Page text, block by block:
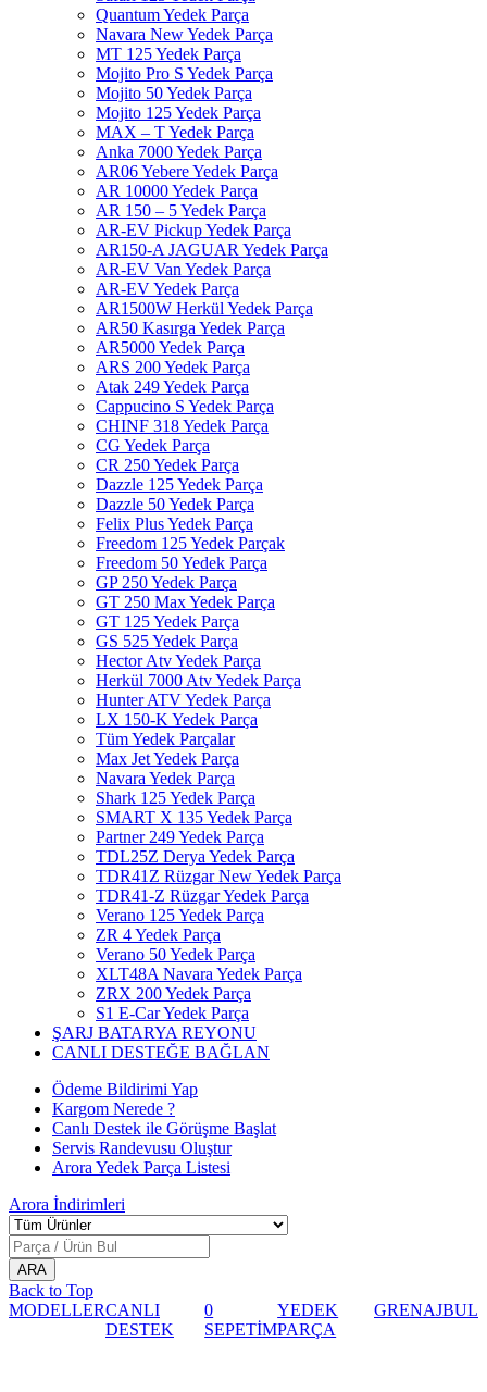
Quantum Yedek Parça
Navara New Yedek Parça
MT 125 Yedek Parça
Mojito Pro S Yedek Parça
Mojito 50 Yedek Parça
Mojito 125 Yedek Parça
MAX – T Yedek Parça
Anka 7000 Yedek Parça
AR06 Yebere Yedek Parça
AR 10000 Yedek Parça
AR 150 – 5 Yedek Parça
AR-EV Pickup Yedek Parça
AR150-A JAGUAR Yedek Parça
AR-EV Van Yedek Parça
AR-EV Yedek Parça
AR1500W Herkül Yedek Parça
AR50 Kasırga Yedek Parça
AR5000 Yedek Parça
ARS 200 Yedek Parça
Atak 249 Yedek Parça
Cappucino S Yedek Parça
CHINF 318 Yedek Parça
CG Yedek Parça
CR 250 Yedek Parça
Dazzle 125 Yedek Parça
Dazzle 50 Yedek Parça
Felix Plus Yedek Parça
Freedom 125 Yedek Parçak
Freedom 50 Yedek Parça
GP 250 Yedek Parça
GT 250 Max Yedek Parça
GT 125 Yedek Parça
GS 525 Yedek Parça
Hector Atv Yedek Parça
Herkül 7000 Atv Yedek Parça
Hunter ATV Yedek Parça
LX 150-K Yedek Parça
Tüm Yedek Parçalar
Max Jet Yedek Parça
Navara Yedek Parça
Shark 125 Yedek Parça
SMART X 135 Yedek Parça
Partner 249 Yedek Parça
TDL25Z Derya Yedek Parça
TDR41Z Rüzgar New Yedek Parça
TDR41-Z Rüzgar Yedek Parça
Verano 125 Yedek Parça
ZR 4 Yedek Parça
Verano 50 Yedek Parça
XLT48A Navara Yedek Parça
ZRX 200 Yedek Parça
S1 E-Car Yedek Parça
ŞARJ BATARYA REYONU
CANLI DESTEĞE BAĞLAN
Ödeme Bildirimi Yap
Kargom Nerede ?
Canlı Destek ile Görüşme Başlat
Servis Randevusu Oluştur
Arora Yedek Parça Listesi
Arora İndirimleri
Back to Top
MODELLERCANLI
DESTEK
0
SEPETİM
YEDEK
PARÇA
GRENAJBUL